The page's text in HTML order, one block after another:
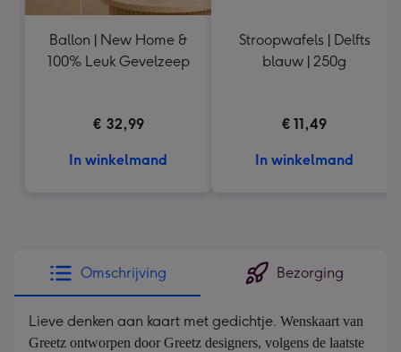
Ballon | New Home &
100% Leuk Gevelzeep
€ 32,99
In winkelmand
Stroopwafels | Delfts
blauw | 250g
€ 11,49
In winkelmand
Omschrijving Bezorging
Lieve denken aan kaart met gedichtje. Wenskaart van
Greetz ontworpen door Greetz designers, volgens de laatste